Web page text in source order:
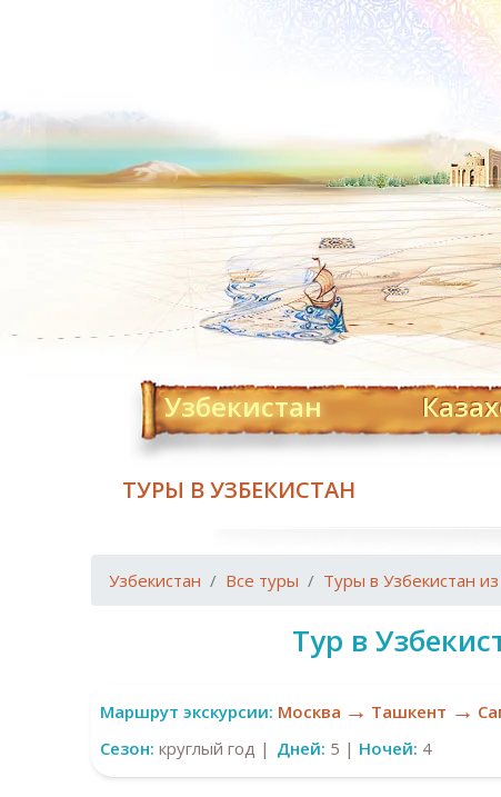
Узбекистан
ТУРЫ В УЗБЕКИСТАН
Узбекистан Все туры Туры в Узбекистан
Тур в
Маршрут экскурсии: Москва → Ташкент →
Сезон: круглый год | Дней: 5 | Ночей: 4